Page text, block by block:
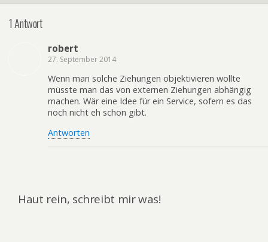
1 Antwort
robert
27. September 2014
Wenn man solche Ziehungen objektivieren wollte
müsste man das von externen Ziehungen abhängig
machen. Wär eine Idee für ein Service, sofern es das
noch nicht eh schon gibt.
Antworten
Haut rein, schreibt mir was!